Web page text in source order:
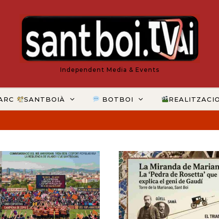
Independent Media & Events
SANTBOIÀ BOTBOI